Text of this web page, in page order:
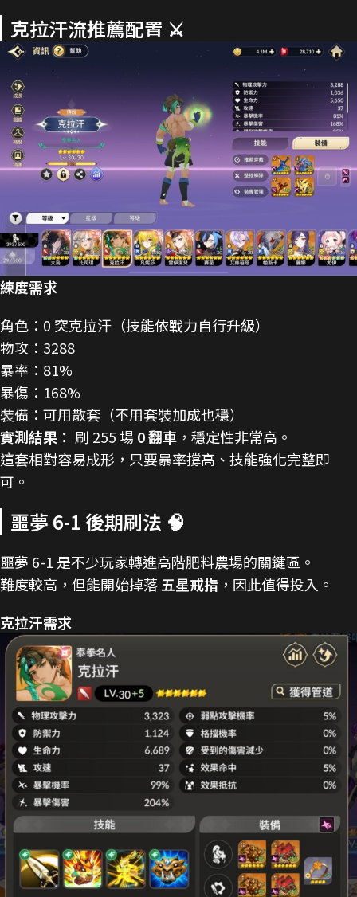
克拉汗流推薦配置 ⚔️
練度需求
角色：0 突克拉汗（技能依戰力自行升級）
物攻：3288
暴率：81%
暴傷：168%
裝備：可用散套（不用套裝加成也穩）
實測結果： 刷 255 場0 翻車 ，穩定性非常高。
這套相對容易成形，只要暴率撐高、技能強化完整即
可。
噩夢 6-1 後期刷法 🧠
噩夢 6-1 是不少玩家轉進高階肥料農場的關鍵區。
難度較高，但能開始掉落五星戒指 ，因此值得投入。
克拉汗需求